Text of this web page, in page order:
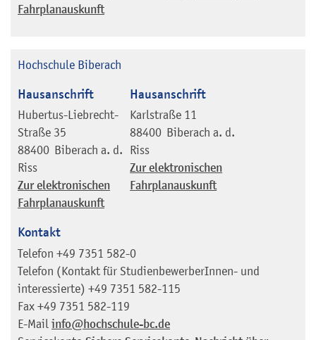
Fahrplanauskunft
Hochschule Biberach
Hausanschrift
Hubertus-Liebrecht-
Straße 35
88400 Biberach a. d.
Riss
Zur elektronischen
Fahrplanauskunft
Hausanschrift
Karlstraße 11
88400 Biberach a. d.
Riss
Zur elektronischen
Fahrplanauskunft
Kontakt
Telefon +49 7351 582-0
Telefon (Kontakt für StudienbewerberInnen- und
interessierte) +49 7351 582-115
Fax +49 7351 582-119
E-Mail info@hochschule-bc.de